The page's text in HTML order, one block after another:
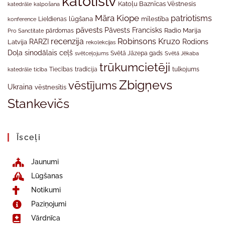
katedrāle kalpošana Katoļu Baznīcas Vēstnesis
konference Lieldienas lūgšana Māra Kiope mīlestība patriotisms
Pro Sanctitate pārdomas pāvests Pāvests Francisks Radio Marija
Latvija RARZI recenzija rekolekcijas Robinsons Kruzo Rodions
Doļa sinodālais ceļš svētceļojums Svētā Jāzepa gads Svētā Jēkaba
katedrāle ticība Tiecības tradīcija trūkumcietēji tulkojums
Ukraina vēstnesītis vēstījumsZbigņevs
Stankevičs
Īsceļi
Jaunumi
Lūgšanas
Notikumi
Paziņojumi
Vārdnīca